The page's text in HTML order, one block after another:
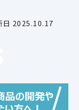
日 2025.10.17